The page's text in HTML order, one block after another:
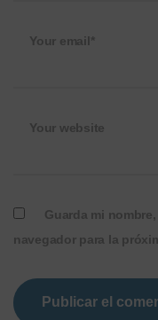
Your email*
Your website
Guarda mi
navegador para la